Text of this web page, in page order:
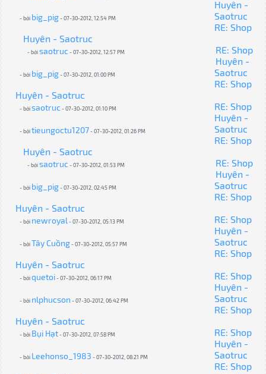
Huyên -
Saotruc
- bởi big_pig- 07-30-2012, 12:54 PM
RE: Shop
Huyên - Saotruc
- bởisaotruc- 07-30-2012, 12:57 PM
RE: Shop
Huyên -
Saotruc
- bởi big_pig- 07-30-2012, 01:00 PM
RE: Shop
Huyên - Saotruc
- bởisaotruc- 07-30-2012, 01:10 PM
RE: Shop
Huyên -
Saotruc
- bởitieungoctu1207 - 07-30-2012, 01:26 PM
RE: Shop
Huyên - Saotruc
- bởisaotruc- 07-30-2012, 01:53 PM
RE: Shop
Huyên -
Saotruc
- bởi big_pig- 07-30-2012, 02:45 PM
RE: Shop
Huyên - Saotruc
- bởi newroyal- 07-30-2012, 05:13 PM
RE: Shop
Huyên -
Saotruc
- bởiTây Cuồng- 07-30-2012, 05:57 PM
RE: Shop
Huyên - Saotruc
- bởiquetoi - 07-30-2012, 06:17 PM
RE: Shop
Huyên -
Saotruc
- bởi nlphucson - 07-30-2012, 06:42 PM
RE: Shop
Huyên - Saotruc
- bởi Bụi Hạt- 07-30-2012, 07:58 PM
RE: Shop
Huyên -
Saotruc
- bởi Leehonso_1983 - 07-30-2012, 08:21 PM
RE: Shop